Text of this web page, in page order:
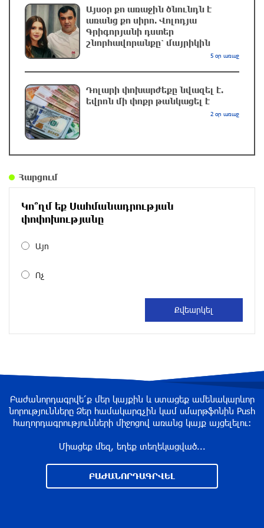
նկատմամբ պատժամիջոցները
Լոնդոնի կենտրոնում զինված անձը դանակով
Ռուսական ԱԹՍ-ներ արտադրող ընկերության
ղեկավարի դեմ մահափորձ է կատարվել
Սալահը կարիերան կշարունակի Թուրքիայում
Մեքենաներից գողություններ և շորթում
հանցավոր խումբը
5 ժամ առաջ
Նոր հաղորդագրություն՝ Wildberries-ից․ ի՞նչ
Այսօր քո առաջին ծնունդն է
առանց քո սիրո. Վոլոդյա
Գրիգորյանի դստեր
շնորհավորանքը՝ մայրիկին
5 օր առաջ
Դոլարի փոխարժեքը նվազել է.
եվրոն մի փոքր թանկացել է
2 օր առաջ
Հարցում
Կո՞ղմ եք Սահմանադրության
փոփոխությանը
Այո
Ոչ
Բաժանորդագրվե՛ք մեր կայքին և ստացեք ամենակարևոր
նորությունները Ձեր համակարգչին կամ սմարթֆոնին Push
հաղորդագրությունների միջոցով առանց կայք այցելելու։
Միացեք մեզ, եղեք տեղեկացված...
ԲԱԺԱՆՈՐԴԱԳՐՎԵԼ